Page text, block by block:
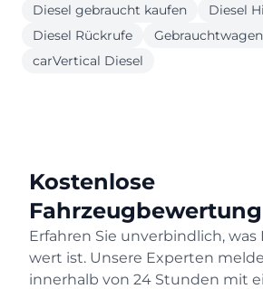
Diesel gebraucht kaufen
Diesel
Diesel Rückrufe
carVertical Diesel
Kostenlose
Fahrzeugbewertung
Erfahren Sie unverbindlich, was
wert ist. Unsere Experten
innerhalb von 24 Stunden mit